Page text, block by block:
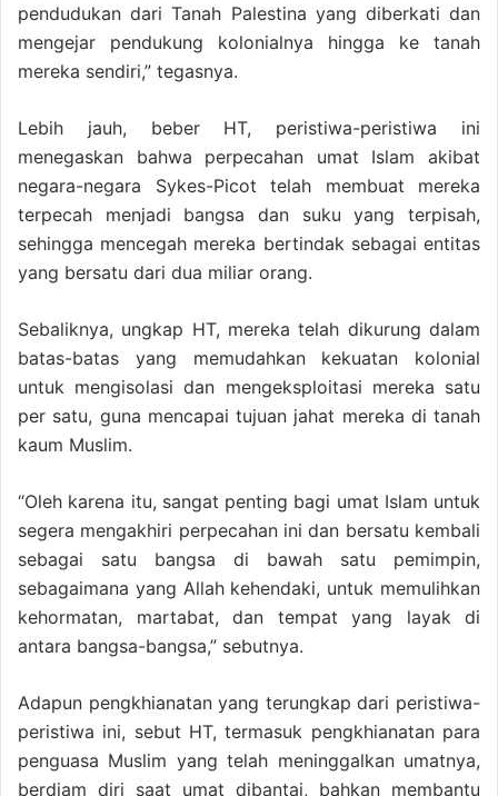
pendudukan dari Tanah Palestina yang diberkati dan
mengejar pendukung kolonialnya hingga ke tanah
mereka sendiri,” tegasnya.
Lebih jauh, beber HT, peristiwa-peristiwa ini
menegaskan bahwa perpecahan umat Islam akibat
negara-negara Sykes-Picot telah membuat mereka
terpecah menjadi bangsa dan suku yang terpisah,
sehingga mencegah mereka bertindak sebagai entitas
yang bersatu dari dua miliar orang.
Sebaliknya, ungkap HT, mereka telah dikurung dalam
batas-batas yang memudahkan kekuatan kolonial
untuk mengisolasi dan mengeksploitasi mereka satu
per satu, guna mencapai tujuan jahat mereka di tanah
kaum Muslim.
“Oleh karena itu, sangat penting bagi umat Islam untuk
segera mengakhiri perpecahan ini dan bersatu kembali
sebagai satu bangsa di bawah satu pemimpin,
sebagaimana yang Allah kehendaki, untuk memulihkan
kehormatan, martabat, dan tempat yang layak di
antara bangsa-bangsa,” sebutnya.
Adapun pengkhianatan yang terungkap dari peristiwa-
peristiwa ini, sebut HT, termasuk pengkhianatan para
penguasa Muslim yang telah meninggalkan umatnya,
berdiam diri saat umat dibantai, bahkan membantu